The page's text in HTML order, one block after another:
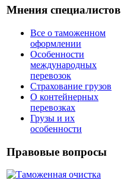
Мнения специалистов
Все о таможенном
оформлении
Особенности
международных
перевозок
Страхование грузов
О контейнерных
перевозках
Грузы и их
особенности
Правовые вопросы